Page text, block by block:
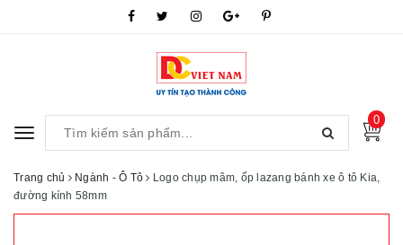
Toggle
0
Trang chủ Ngành - Ô Tô
Logo chụp mâm, ốp lazang bánh xe ô tô Kia,
đường kính 58mm